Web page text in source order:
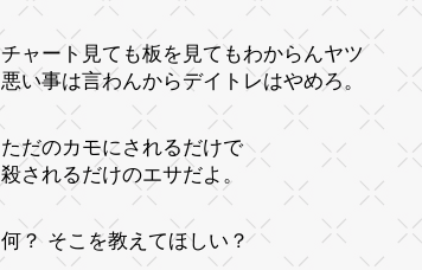
チャート見ても板を見てもわからんヤツ
悪い事は言わんからデイトレはやめろ。
ただのカモにされるだけで
殺されるだけのエサだよ。
何？ そこを教えてほしい？